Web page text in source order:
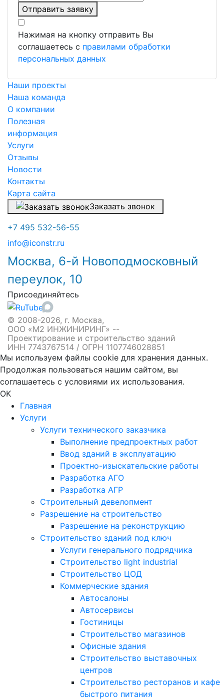
Отправить заявку
Нажимая на кнопку отправить Вы
соглашаетесь с правилами обработки
персональных данных
Наши проекты
Наша команда
О компании
Полезная
информация
Услуги
Отзывы
Новости
Контакты
Карта сайта
Заказать звонок
+7 495 532-56-55
info@iconstr.ru
Москва, 6-й Новоподмосковный
переулок, 10
Присоединяйтесь
© 2008-2026, г. Москва,
ООО «М2 ИНЖИНИРИНГ» --
Проектирование и строительство зданий
ИНН 7743767514 / ОГРН 1107746028851
Мы используем файлы cookie для хранения данных.
Продолжая пользоваться нашим сайтом, вы
соглашаетесь с условиями их использования.
OK
Главная
Услуги
Услуги технического заказчика
Выполнение предпроектных работ
Ввод зданий в эксплуатацию
Проектно-изыскательские работы
Разработка АГО
Разработка АГР
Строительный девелопмент
Разрешение на строительство
Разрешение на реконструкцию
Строительство зданий под ключ
Услуги генерального подрядчика
Строительство light industrial
Строительство ЦОД
Коммерческие здания
Автосалоны
Автосервисы
Гостиницы
Строительство магазинов
Офисные здания
Строительство выставочных
центров
Строительство ресторанов и кафе
быстрого питания